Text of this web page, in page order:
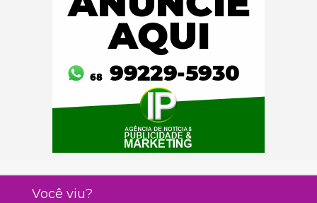
Você viu?